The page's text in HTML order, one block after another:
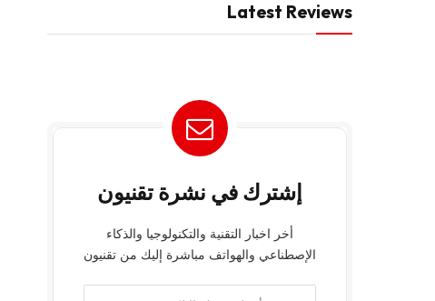
Latest Reviews
إشترك في نشرة تقنيون
أخر اخبار التقنية والتكنولوجيا والذكاء
الإصطناعي والهواتف مباشرة إليك من تقنيون